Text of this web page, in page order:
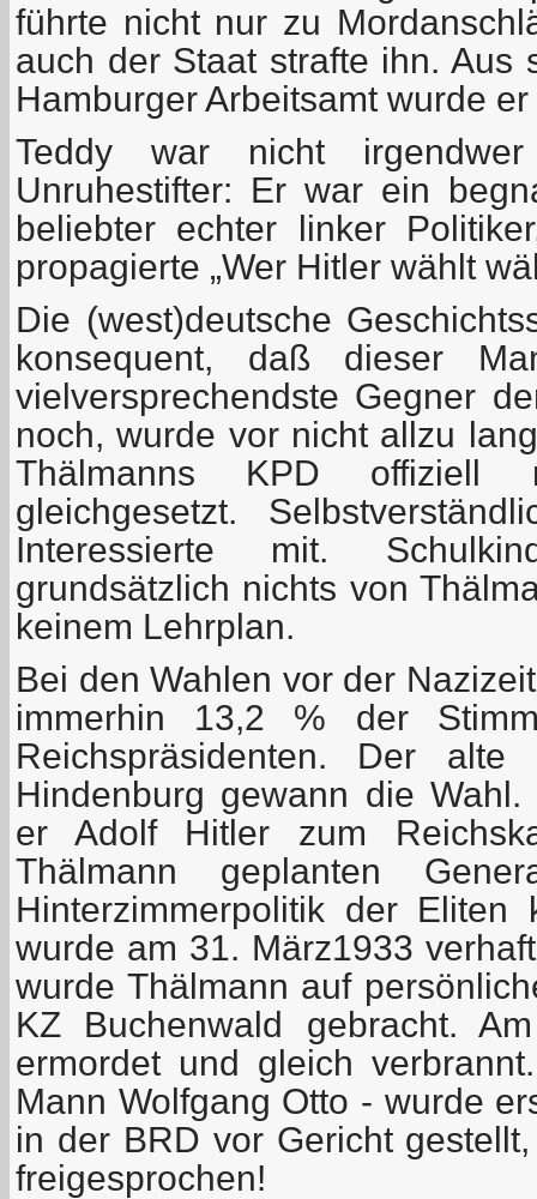
führte nicht nur zu
auch der Staat strafte ihn. Aus
Hamburger Arbeitsamt wurde
Teddy war nicht
Unruhestifter: Er war ein
beliebter echter linker
propagierte „Wer Hitler wählt
Die (west)deutsche
konsequent, daß dieser
vielversprechendste Gegner
noch, wurde vor nicht allzu
Thälmanns KPD offiziell
gleichgesetzt.
Interessierte mit.
grundsätzlich nichts von
keinem Lehrplan.
Bei den Wahlen vor der
immerhin 13,2 % der
Reichspräsidenten. Der
Hindenburg gewann die
er Adolf Hitler zum
Thälmann geplanten
Hinterzimmerpolitik der
wurde am 31. März1933
wurde Thälmann auf
KZ Buchenwald gebracht.
ermordet und gleich
Mann Wolfgang Otto - wurde
in der BRD vor Gericht
freigesprochen!